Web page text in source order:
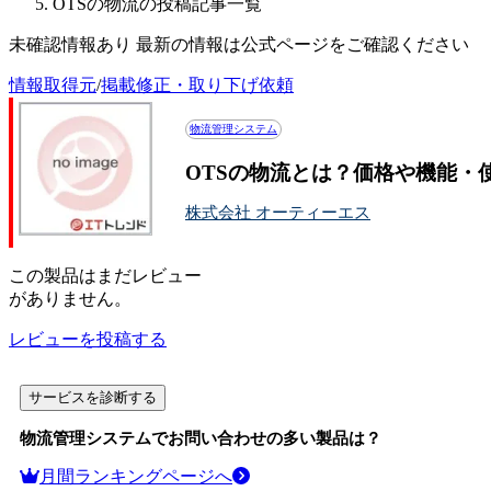
OTSの物流の投稿記事一覧
未確認情報あり 最新の情報は公式ページをご確認ください
情報取得元/掲載修正・取り下げ依頼
物流管理システム
OTSの物流とは？価格や機能・
株式会社 オーティーエス
この製品はまだレビュー
がありません。
レビューを投稿する
サービスを診断する
物流管理システムでお問い合わせの多い製品は？
月間ランキングページへ